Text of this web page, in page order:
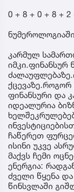
0 + 8 + 0 + 8 +
კარმულ
იმკი.ფინანსურ
ფინანსური და
იდეალურია
ჩაწერეთ
ისინი უკვე
მაქვს ჩემი
ენერგია:
ძველი წყენა
წინსვლაში